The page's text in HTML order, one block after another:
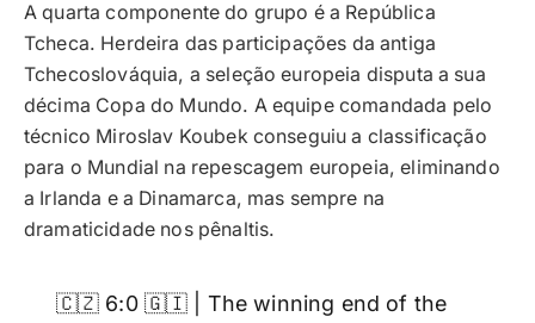
A quarta componente do grupo é a República
Tcheca. Herdeira das participações da antiga
Tchecoslováquia, a seleção europeia disputa a sua
décima Copa do Mundo. A equipe comandada pelo
técnico Miroslav Koubek conseguiu a classificação
para o Mundial na repescagem europeia, eliminando
a Irlanda e a Dinamarca, mas sempre na
dramaticidade nos pênaltis.
🇨🇿 6:0 🇬🇮 | The winning end of the